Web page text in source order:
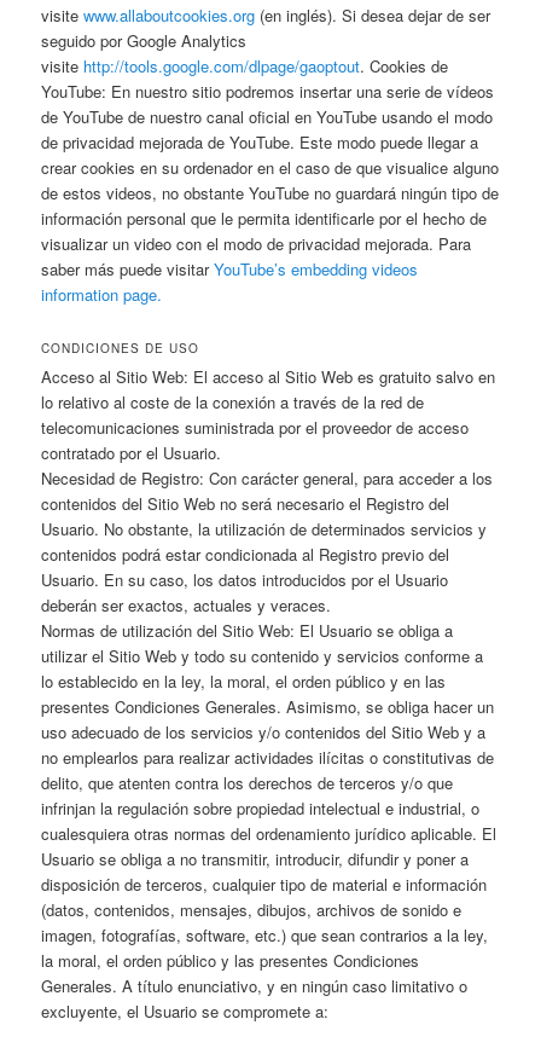
visitewww.allaboutcookies.org (en inglés). Si desea dejar de ser
seguido por Google Analytics
visite http://tools.google.com/dlpage/gaoptout. Cookies de
YouTube: En nuestro sitio podremos insertar una serie de vídeos
de YouTube de nuestro canal oficial en YouTube usando el modo
de privacidad mejorada de YouTube. Este modo puede llegar a
crear cookies en su ordenador en el caso de que visualice alguno
de estos videos, no obstante YouTube no guardará ningún tipo de
información personal que le permita identificarle por el hecho de
visualizar un video con el modo de privacidad mejorada. Para
saber más puede visitarYouTube’s embedding videos
information page.
CONDICIONES DE USO
Acceso al Sitio Web: El acceso al Sitio Web es gratuito salvo en
lo relativo al coste de la conexión a través de la red de
telecomunicaciones suministrada por el proveedor de acceso
contratado por el Usuario.
Necesidad de Registro: Con carácter general, para acceder a los
contenidos del Sitio Web no será necesario el Registro del
Usuario. No obstante, la utilización de determinados servicios y
contenidos podrá estar condicionada al Registro previo del
Usuario. En su caso, los datos introducidos por el Usuario
deberán ser exactos, actuales y veraces.
Normas de utilización del Sitio Web: El Usuario se obliga a
utilizar el Sitio Web y todo su contenido y servicios conforme a
lo establecido en la ley, la moral, el orden público y en las
presentes Condiciones Generales. Asimismo, se obliga hacer un
uso adecuado de los servicios y/o contenidos del Sitio Web y a
no emplearlos para realizar actividades ilícitas o constitutivas de
delito, que atenten contra los derechos de terceros y/o que
infrinjan la regulación sobre propiedad intelectual e industrial, o
cualesquiera otras normas del ordenamiento jurídico aplicable. El
Usuario se obliga a no transmitir, introducir, difundir y poner a
disposición de terceros, cualquier tipo de material e información
(datos, contenidos, mensajes, dibujos, archivos de sonido e
imagen, fotografías, software, etc.) que sean contrarios a la ley,
la moral, el orden público y las presentes Condiciones
Generales. A título enunciativo, y en ningún caso limitativo o
excluyente, el Usuario se compromete a: